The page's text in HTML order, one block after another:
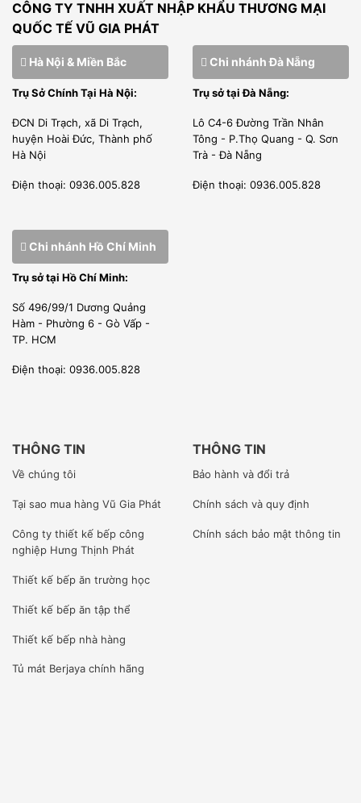
CÔNG TY TNHH XUẤT NHẬP KHẨU THƯƠNG MẠI
QUỐC TẾ VŨ GIA PHÁT
Hà Nội & Miền Bắc
Trụ Sở Chính Tại Hà Nội:
ĐCN Di Trạch, xã Di Trạch,
huyện Hoài Đức, Thành phố
Hà Nội
Điện thoại: 0936.005.828
Chi nhánh Đà Nẵng
Trụ sở tại Đà Nẵng:
Lô C4-6 Đường Trần Nhân
Tông - P.Thọ Quang - Q. Sơn
Trà - Đà Nẵng
Điện thoại: 0936.005.828
Chi nhánh Hồ Chí Minh
Trụ sở tại Hồ Chí Minh:
Số 496/99/1 Dương Quảng
Hàm - Phường 6 - Gò Vấp -
TP. HCM
Điện thoại: 0936.005.828
THÔNG TIN
Về chúng tôi
Tại sao mua hàng Vũ Gia Phát
Công ty thiết kế bếp công
nghiệp Hưng Thịnh Phát
Thiết kế bếp ăn trường học
Thiết kế bếp ăn tập thể
Thiết kế bếp nhà hàng
Tủ mát Berjaya chính hãng
THÔNG TIN
Bảo hành và đổi trả
Chính sách và quy định
Chính sách bảo mật thông tin